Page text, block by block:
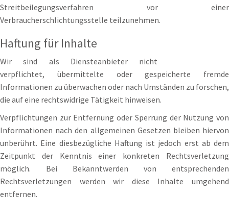
Streitbeilegungsverfahren vor einer
Verbraucherschlichtungsstelle teilzunehmen.
Haftung für Inhalte
Wir sind als Diensteanbieter nicht
verpflichtet, übermittelte oder gespeicherte fremde
Informationen zu überwachen oder nach Umständen zu forschen,
die auf eine rechtswidrige Tätigkeit hinweisen.
Verpflichtungen zur Entfernung oder Sperrung der Nutzung von
Informationen nach den allgemeinen Gesetzen bleiben hiervon
unberührt. Eine diesbezügliche Haftung ist jedoch erst ab dem
Zeitpunkt der Kenntnis einer konkreten Rechtsverletzung
möglich. Bei Bekanntwerden von entsprechenden
Rechtsverletzungen werden wir diese Inhalte umgehend
entfernen.